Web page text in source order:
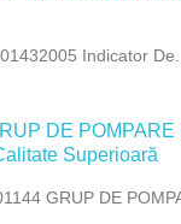
Indicator De...
GRUP DE